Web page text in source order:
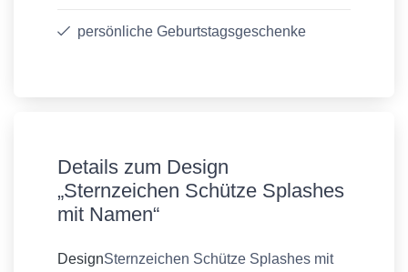
persönliche Geburtstagsgeschenke
Details zum Design
„Sternzeichen Schütze Splashes
mit Namen“
DesignSternzeichen Schütze Splashes mit